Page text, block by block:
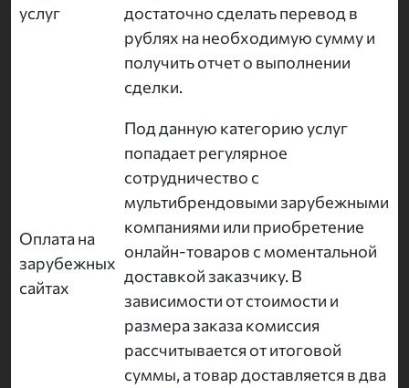
услуг
достаточно сделать перевод в
рублях на необходимую сумму и
получить отчет о выполнении
сделки.
Оплата на
зарубежных
сайтах
Под данную категорию услуг
попадает регулярное
сотрудничество с
мультибрендовыми зарубежными
компаниями или приобретение
онлайн-товаров с моментальной
доставкой заказчику. В
зависимости от стоимости и
размера заказа комиссия
рассчитывается от итоговой
суммы, а товар доставляется в два